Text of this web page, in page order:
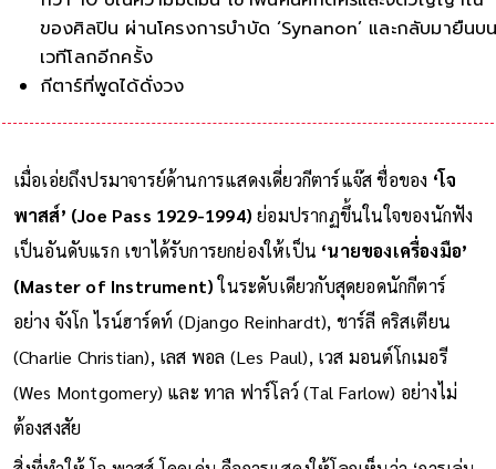
ของศิลปิน ผ่านโครงการบำบัด ‘Synanon’ และกลับมายืนบ
เวทีโลกอีกครั้ง
กีตาร์ที่พูดได้ดั่งวงออร์เคสตรา — โจ พาสส์ สร้างนวัตกรรม
เมื่อเอ่ยถึงปรมาจารย์ด้านการแสดงเดี่ยวกีตาร์แจ๊ส ชื่อของ‘โจ
พาสส์’ (Joe Pass 1929-1994)ย่อมปรากฏขึ้นในใจของนักฟัง
เป็นอันดับแรก เขาได้รับการยกย่องให้เป็น‘นายของเครื่องมือ’
(Master of Instrument)ในระดับเดียวกับสุดยอดนักกีตาร์
อย่าง จังโก ไรน์ฮาร์ดท์ (Django Reinhardt), ชาร์ลี คริสเตียน
(Charlie Christian), เลส พอล (Les Paul), เวส มอนต์โกเมอรี
(Wes Montgomery) และ ทาล ฟาร์โลว์ (Tal Farlow) อย่างไม่
ต้องสงสัย